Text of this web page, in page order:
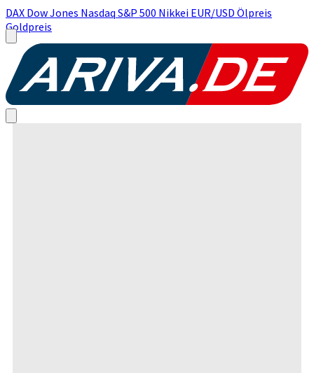
DAX Dow Jones Nasdaq S&P 500 Nikkei EUR/USD Ölpreis
Goldpreis